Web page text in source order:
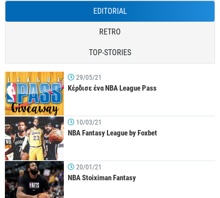
EDITORIAL
RETRO
TOP-STORIES
29/05/21
Κέρδισε ένα NBA League Pass
10/03/21
NBA Fantasy League by Foxbet
20/01/21
NBA Stoiximan Fantasy